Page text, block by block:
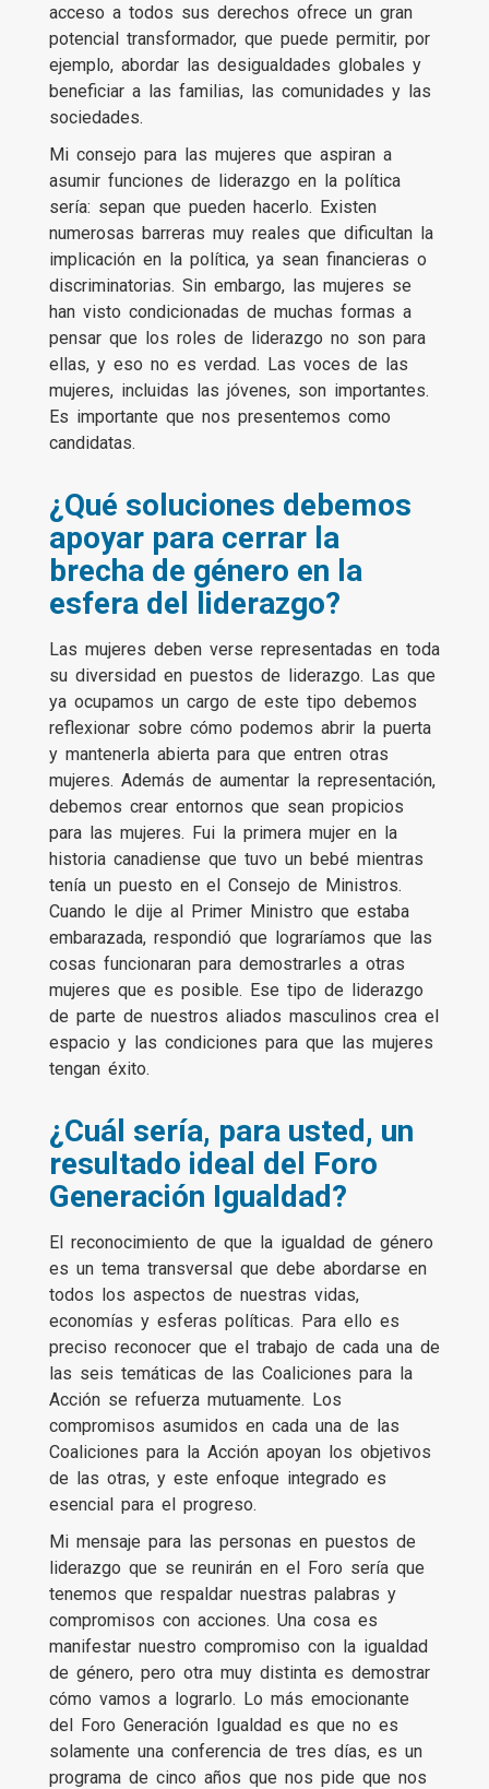
acceso a todos sus derechos ofrece un gran
potencial transformador, que puede permitir, por
ejemplo, abordar las desigualdades globales y
beneficiar a las familias, las comunidades y las
sociedades.
Mi consejo para las mujeres que aspiran a
asumir funciones de liderazgo en la política
sería: sepan que pueden hacerlo. Existen
numerosas barreras muy reales que dificultan la
implicación en la política, ya sean financieras o
discriminatorias. Sin embargo, las mujeres se
han visto condicionadas de muchas formas a
pensar que los roles de liderazgo no son para
ellas, y eso no es verdad. Las voces de las
mujeres, incluidas las jóvenes, son importantes.
Es importante que nos presentemos como
candidatas.
¿Qué soluciones debemos
apoyar para cerrar la
brecha de género en la
esfera del liderazgo?
Las mujeres deben verse representadas en toda
su diversidad en puestos de liderazgo. Las que
ya ocupamos un cargo de este tipo debemos
reflexionar sobre cómo podemos abrir la puerta
y mantenerla abierta para que entren otras
mujeres. Además de aumentar la representación,
debemos crear entornos que sean propicios
para las mujeres. Fui la primera mujer en la
historia canadiense que tuvo un bebé mientras
tenía un puesto en el Consejo de Ministros.
Cuando le dije al Primer Ministro que estaba
embarazada, respondió que lograríamos que las
cosas funcionaran para demostrarles a otras
mujeres que es posible. Ese tipo de liderazgo
de parte de nuestros aliados masculinos crea el
espacio y las condiciones para que las mujeres
tengan éxito.
¿Cuál sería, para usted, un
resultado ideal del Foro
Generación Igualdad?
El reconocimiento de que la igualdad de género
es un tema transversal que debe abordarse en
todos los aspectos de nuestras vidas,
economías y esferas políticas. Para ello es
preciso reconocer que el trabajo de cada una de
las seis temáticas de las Coaliciones para la
Acción se refuerza mutuamente. Los
compromisos asumidos en cada una de las
Coaliciones para la Acción apoyan los objetivos
de las otras, y este enfoque integrado es
esencial para el progreso.
Mi mensaje para las personas en puestos de
liderazgo que se reunirán en el Foro sería que
tenemos que respaldar nuestras palabras y
compromisos con acciones. Una cosa es
manifestar nuestro compromiso con la igualdad
de género, pero otra muy distinta es demostrar
cómo vamos a lograrlo. Lo más emocionante
del Foro Generación Igualdad es que no es
solamente una conferencia de tres días, es un
programa de cinco años que nos pide que nos